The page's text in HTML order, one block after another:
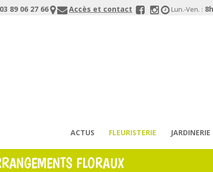
03 89 06 27 66 Accès et contact Lun.-Ven. :
ACTUS FLEURISTERIE JARDINERIE
FLORAUX